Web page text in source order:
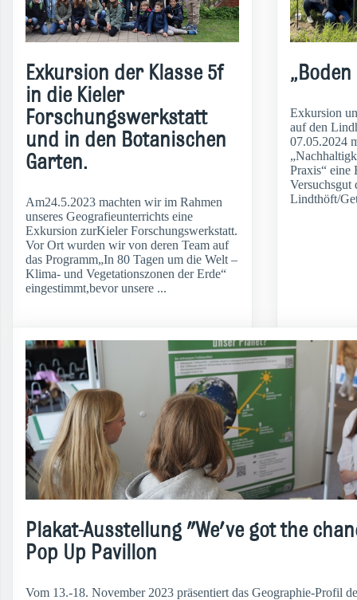
Exkursion der Klasse 5f
in die Kieler
Forschungswerkstatt
und in den Botanischen
Garten.
Am24.5.2023 machten wir im Rahmen
unseres Geografieunterrichts eine
Exkursion zurKieler Forschungswerkstatt.
Vor Ort wurden wir von deren Team auf
das Programm„In 80 Tagen um die Welt –
Klima- und Vegetationszonen der Erde“
eingestimmt,bevor unsere ...
Exkursion
auf den
07.05.2024
Praxis“ eine
Lindthöft/
Plakat-Ausstellung "We've got the
Pop Up Pavillon
Vom 13.-18. November 2023 präsentiert das Geographie-Profil